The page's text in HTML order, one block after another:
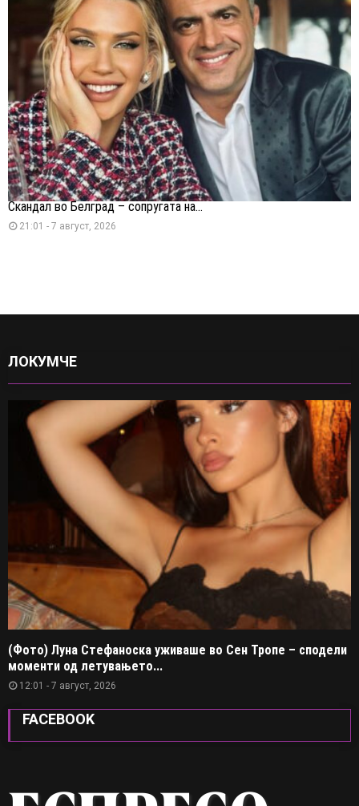
Скандал во Белград – сопругата на...
21:01 - 7 август, 2026
ЛОКУМЧЕ
(Фото) Луна Стефаноска уживаше во Сен Тропе – сподели
моменти од летувањето...
12:01 - 7 август, 2026
FACEBOOK